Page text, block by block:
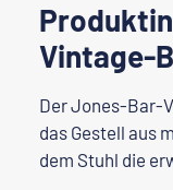
Vintage-
Der Jones-Bar-
das Gestell aus
dem Stuhl die